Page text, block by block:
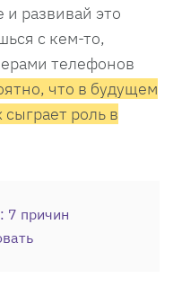
развивай это
с кем-то,
телефонов
что в будущем
роль в
7 причин